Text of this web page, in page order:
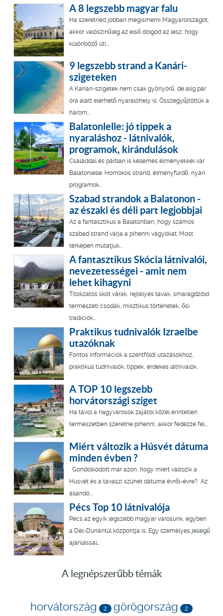
A 8 legszebb magyar falu
Ha szeretnéd jobban megismerni Magyarországot,
akkor valószínűleg az első dolgod az lesz, hogy
különböző úti...
9 legszebb strand a Kanári-
szigeteken
A Kanári-szigetek nem csak gyönyörű, de alig pár
óra alatt elérhető nyaralóhely is. Összegyűjtöttük a
három...
Balatonlelle: jó tippek a
nyaraláshoz - látnivalók,
programok, kirándulások
Családdal és párban is kellemes élményekkel vár
Balatonlelle. Homokos strand, élményfürdő, nyári
programok...
Szabad strandok a Balatonon -
az északi és déli part legjobbjai
Az a fantasztikus a Balatonban, hogy számos
szabad strand várja a pihenni vágyókat. Most
térképen mutatjuk...
A fantasztikus Skócia látnivalói,
nevezetességei - amit nem
lehet kihagyni
Titokzatos skót várak, rejtélyes tavak, smaragdzöld
természeti csodák, misztikus történetek, ősi
tradíciók...
Praktikus tudnivalók Izraelbe
utazóknak
Fontos információk a szentföldi utazásokhoz,
praktikus tudnivalók, tippek, érdekes látnivalók.
A TOP 10 legszebb
horvátországi sziget
Ha távol a nagyvárosok zajától közel érintetlen
természetben szeretne pihenni, akkor fedezze fel...
Miért változik a Húsvét dátuma
minden évben ?
Gondolkodott már azon, hogy miért változik a
Húsvét és a tavaszi szünet dátuma évről-évre? Az
állandó...
Pécs Top 10 látnivalója
Pécs az egyik legszebb magyar városunk, egyben
a Dél-Dunántúl központja is. Egy személyes jellegű
ajánlással...
A legnépszerűbb témák
horvátország 2 görögország 2